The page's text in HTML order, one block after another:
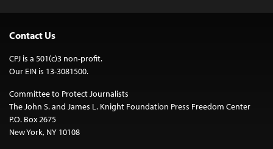
Contact Us
CPJ is a 501(c)3 non-profit.
Our EIN is 13-3081500.
Committee to Protect Journalists
The John S. and James L. Knight Foundation Press Freedom Center
P.O. Box 2675
New York, NY 10108